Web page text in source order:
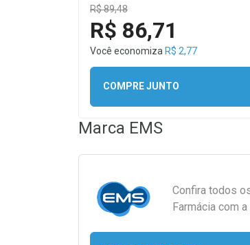
R$ 89,48
R$ 86,71
Você economiza R$ 2,77
COMPRE JUNTO
Marca EMS
Confira todos
Farmácia com